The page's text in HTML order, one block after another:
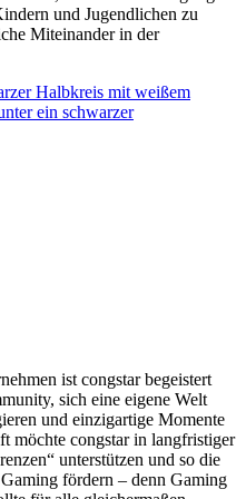
und Jugendlichen zu
Miteinander in der
ist congstar begeistert
sich eine eigene Welt
und einzigartige Momente
möchte congstar in langfristiger
unterstützen und so die
fördern – denn Gaming